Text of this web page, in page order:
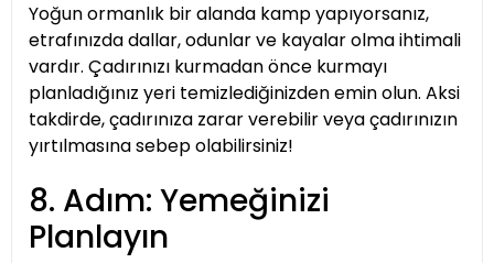
Yoğun ormanlık bir alanda kamp yapıyorsanız,
etrafınızda dallar, odunlar ve kayalar olma ihtimali
vardır. Çadırınızı kurmadan önce kurmayı
planladığınız yeri temizlediğinizden emin olun. Aksi
takdirde, çadırınıza zarar verebilir veya çadırınızın
yırtılmasına sebep olabilirsiniz!
8. Adım: Yemeğinizi
Planlayın